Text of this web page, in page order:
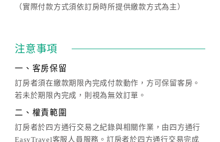
（實際付款方式須依訂房時所提供繳款方式為主）
注意事項
一、客房保留
訂房者須在繳款期限內完成付款動作，方可保留客房。
若未於期限內完成，則視為無效訂單。
二、權責範圍
訂房者於四方通行交易之紀錄與相關作業，由四方通行
EasyTravel客服人員服務。訂房者於四方通行交易完成